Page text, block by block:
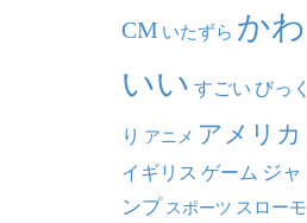
CM いたずら かわ
いい すごい びっく
り アニメ アメリカ
イギリス ゲーム ジャ
ンプ スポーツ スローモ